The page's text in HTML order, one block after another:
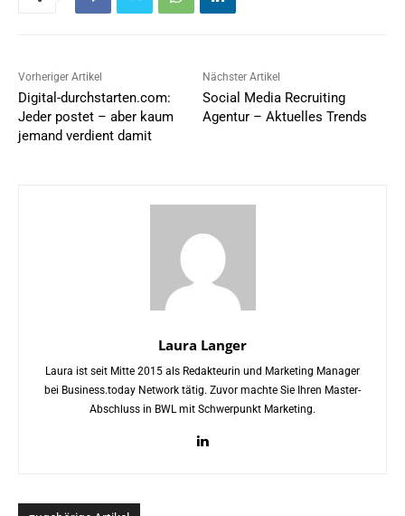
Vorheriger Artikel
Digital-durchstarten.com:
Jeder postet – aber kaum
jemand verdient damit
Nächster Artikel
Social Media Recruiting
Agentur – Aktuelles Trends
Laura Langer
Laura ist seit Mitte 2015 als Redakteurin und Marketing Manager
bei Business.today Network tätig. Zuvor machte Sie Ihren Master-
Abschluss in BWL mit Schwerpunkt Marketing.